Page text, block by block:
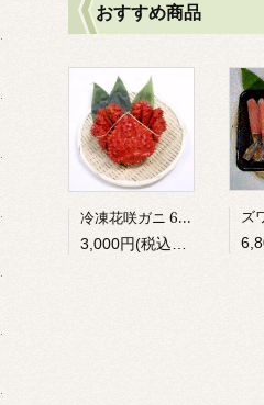
おすすめ商品
冷凍花咲ガニ 650g前後